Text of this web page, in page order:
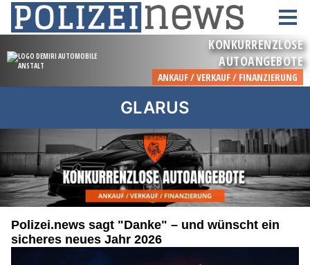
GLARUS
Polizei.news sagt "Danke" – und wünscht ein
sicheres neues Jahr 2026